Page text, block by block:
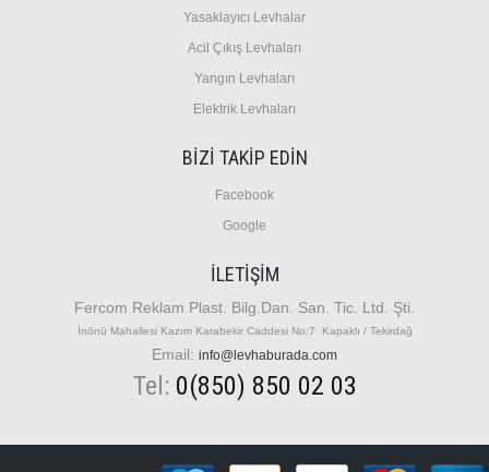
Yasaklayıcı Levhalar
Acil Çıkış Levhaları
Yangın Levhaları
E lektrik Levhaları
BİZİ TAKİP EDİN
Facebook
Google
İLETIŞIM
Fercom Reklam Plast. Bilg.Dan. San. Tic. Ltd. Şti.
İnönü Mahallesi Kazım Karabekir Caddesi No:7 Kapaklı / Tekirdağ
Email: info@levhaburada.com
Tel: 0(850) 850 02 03